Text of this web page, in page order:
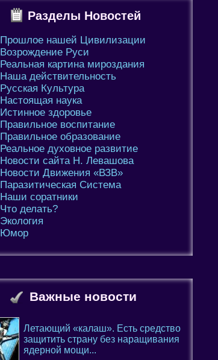
Разделы Новостей
Прошлое нашей Цивилизации
Возрождение Руси
Реальная картина мироздания
Наша действительность
Русская Культура
Настоящая наука
Истинное здоровье
Правильное воспитание
Правильное образование
Реальное духовное развитие
Новости сайта Н. Левашова
Новости Движения «ВЗВ»
Паразитическая Система
Наши соратники
Что делать?
Экология
Юмор
Важные новости
Летающий «калаш». Есть средство
защитить страну без наращивания
ядерной мощи...